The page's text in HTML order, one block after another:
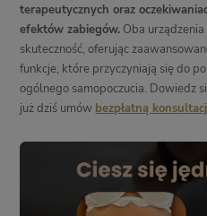
terapeutycznych oraz
efektów zabiegów. Oba
skuteczność, oferując
funkcje, które przyczyniają się do
ogólnego samopoczucia. Dowiedz
już dziś umów bezpłatną